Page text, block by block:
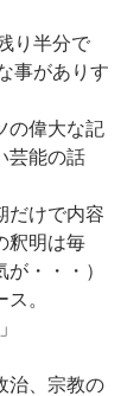
り半分で
事がありす
の偉大な記
芸能の話
だけで内容
釈明は毎
・・・）
。
治、宗教の